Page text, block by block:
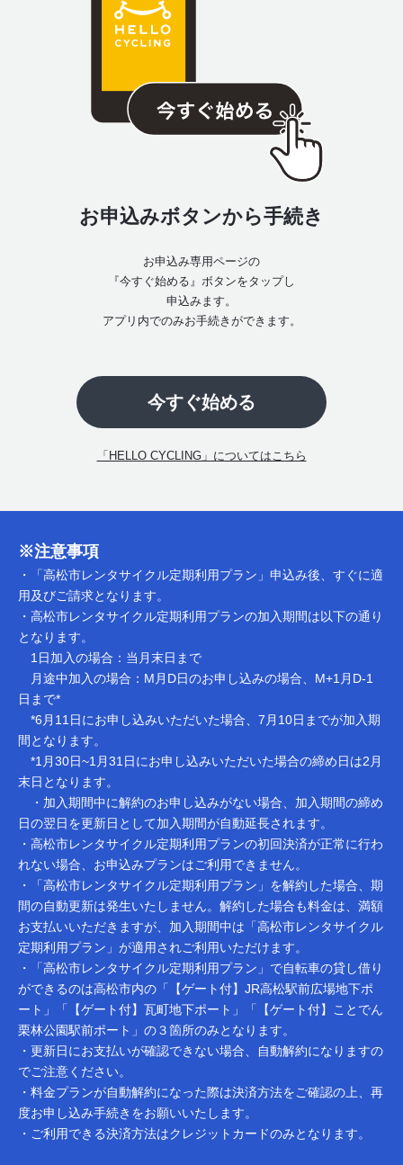
お申込みボタンから手続き
お申込み専用ページの
『今すぐ始める』ボタンをタップし
申込みます。
アプリ内でのみお手続きができます。
今すぐ始める
「HELLO CYCLING」についてはこちら
※注意事項
・「高松市レンタサイクル定期利用プラン」申込み後、すぐに適
用及びご請求となります。
・高松市レンタサイクル定期利用プランの加入期間は以下の通り
となります。
1日加入の場合：当月末日まで
月途中加入の場合：M月D日のお申し込みの場合、M+1月D-1
日まで*
*6月11日にお申し込みいただいた場合、7月10日までが加入期
間となります。
*1月30日~1月31日にお申し込みいただいた場合の締め日は2月
末日となります。
・加入期間中に解約のお申し込みがない場合、加入期間の締め
日の翌日を更新日として加入期間が自動延長されます。
・高松市レンタサイクル定期利用プランの初回決済が正常に行わ
れない場合、お申込みプランはご利用できません。
・「高松市レンタサイクル定期利用プラン」を解約した場合、期
間の自動更新は発生いたしません。解約した場合も料金は、満額
お支払いいただきますが、加入期間中は「高松市レンタサイクル
定期利用プラン」が適用されご利用いただけます。
・「高松市レンタサイクル定期利用プラン」で自転車の貸し借り
ができるのは高松市内の「【ゲート付】JR高松駅前広場地下ポ
ート」「【ゲート付】瓦町地下ポート」「【ゲート付】ことでん
栗林公園駅前ポート」の３箇所のみとなります。
・更新日にお支払いが確認できない場合、自動解約になりますの
でご注意ください。
・料金プランが自動解約になった際は決済方法をご確認の上、再
度お申し込み手続きをお願いいたします。
・ご利用できる決済方法はクレジットカードのみとなります。